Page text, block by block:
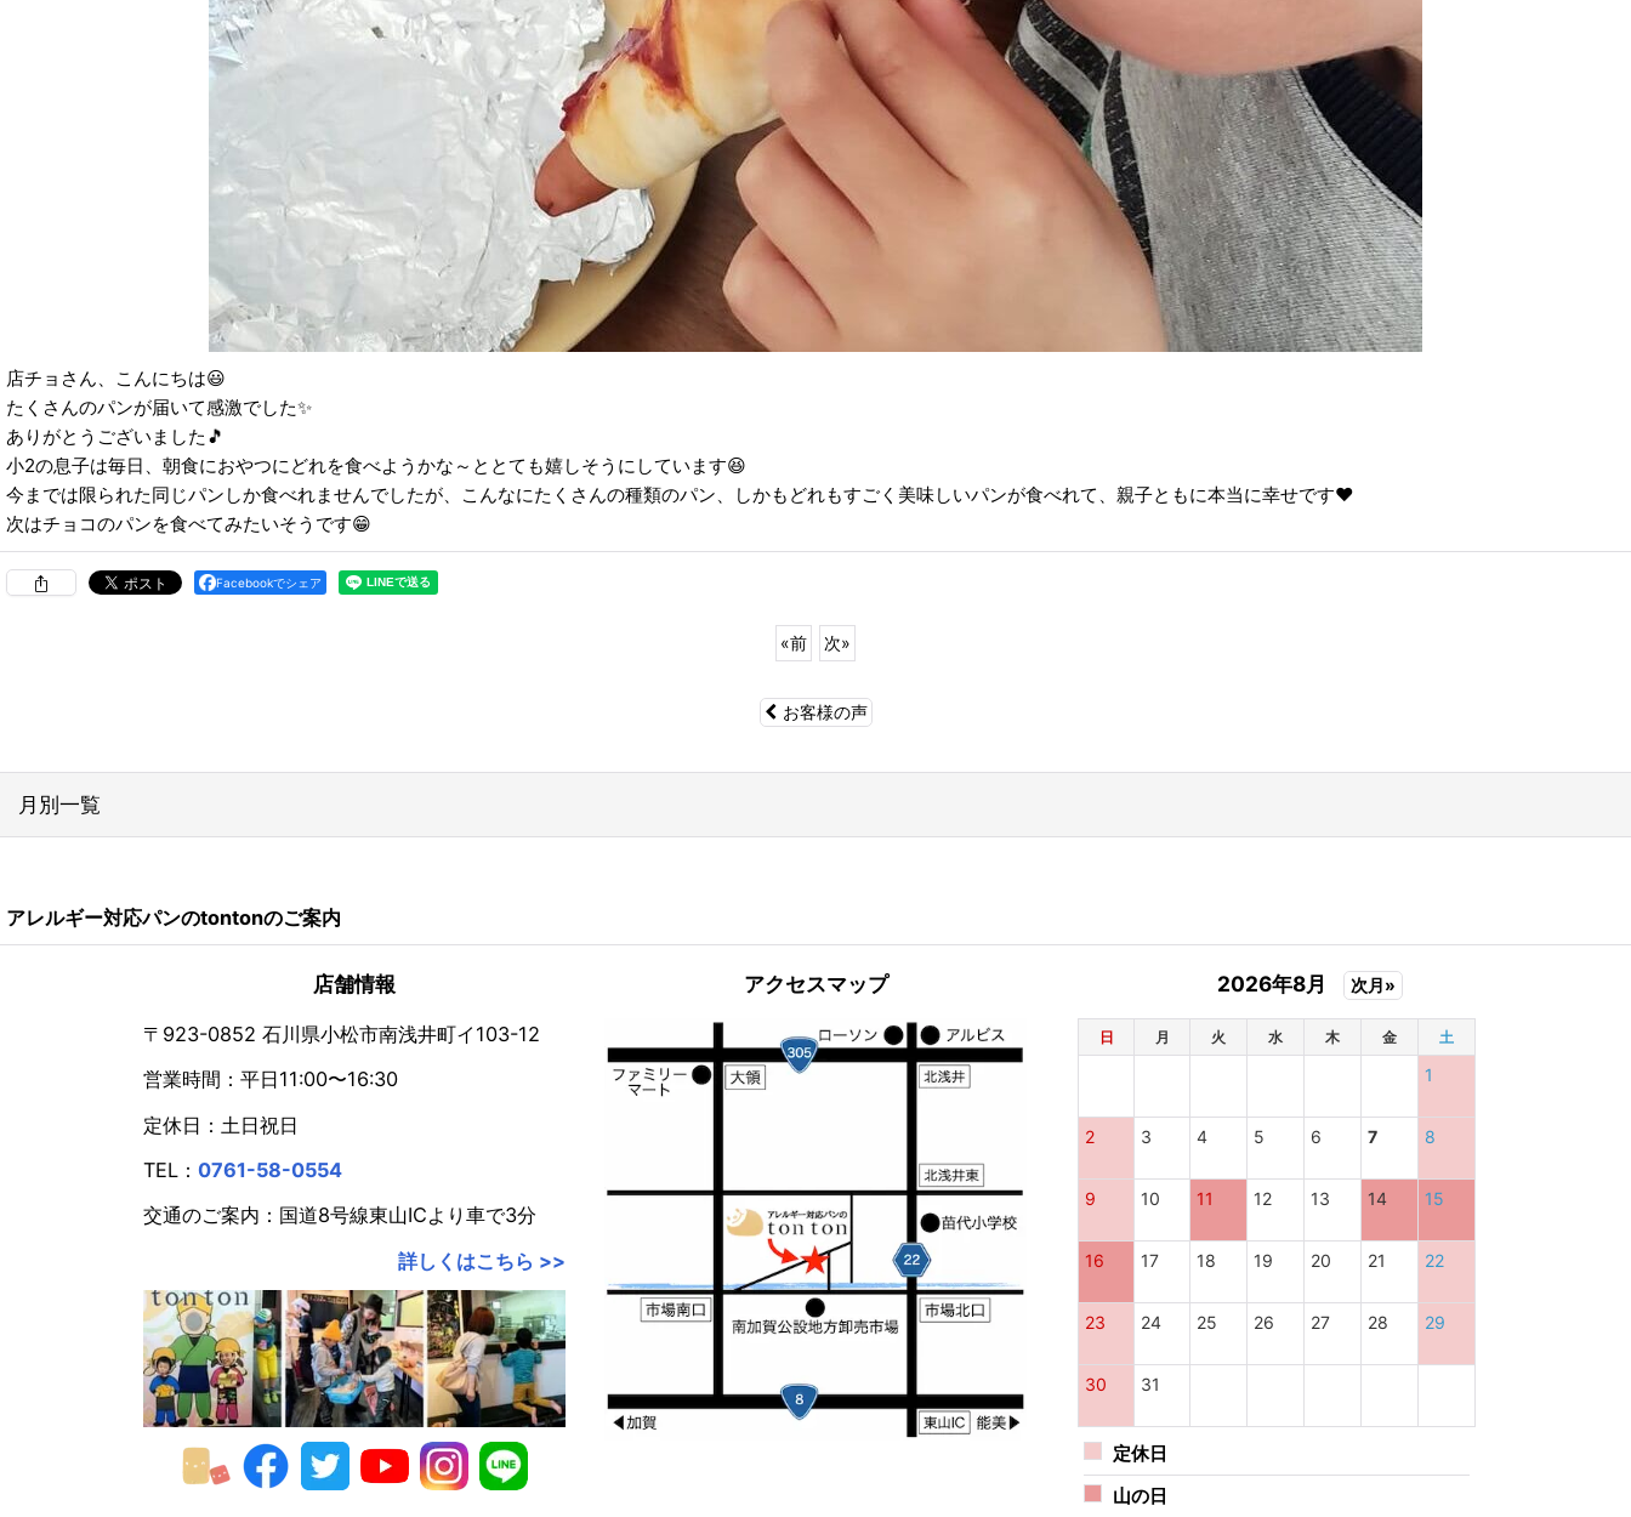
店チョさん、こんにちは😃
たくさんのパンが届いて感激でした✨
ありがとうございました🎵
小2の息子は毎日、朝食におやつにどれを食べようかな～ととても嬉しそうにしています😆
今までは限られた同じパンしか食べれませんでしたが、こんなにたくさんの種類のパン、しかもどれもすごく美味しいパンが食べれて、親子ともに本当に幸せです❤️
次はチョコのパンを食べてみたいそうです😁
Facebookでシェア
«前 次»
お客様の声
月別一覧
2024年
アレルギー対応パンのtontonのご案内
店舗情報
〒923-0852 石川県小松市南浅井町イ103-12
営業時間：平日11:00〜16:30
定休日：土日祝日
TEL： 0761-58-0554
交通のご案内：国道8号線東山ICより車で3分
詳しくはこちら >>
アクセスマップ 2026年8月 次月»
日 月 火 水 木 金 土
1
2 3 4 5 6 7 8
9 10 11 12 13 14 15
16 17 18 19 20 21 22
23 24 25 26 27 28 29
30 31
定休日
山の日